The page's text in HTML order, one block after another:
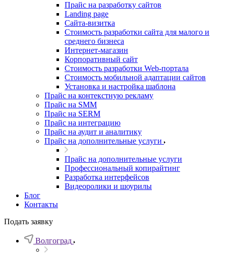
Прайс на разработку сайтов
Landing page
Cайта-визитка
Стоимость разработки сайта для малого и
среднего бизнеса
Интернет-магазин
Корпоративный сайт
Стоимость разработки Web-портала
Стоимость мобильной адаптации сайтов
Установка и настройка шаблона
Прайс на контекстную рекламу
Прайс на SMM
Прайс на SERM
Прайс на интеграцию
Прайс на аудит и аналитику
Прайс на дополнительные услуги
Прайс на дополнительные услуги
Профессиональный копирайтинг
Разработка интерфейсов
Видеоролики и шоурилы
Блог
Контакты
Подать заявку
Волгоград